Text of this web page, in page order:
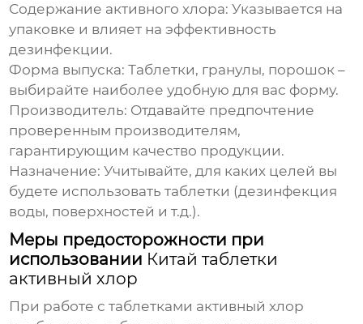
Содержание активного хлора: Указывается на
упаковке и влияет на эффективность
дезинфекции.
Форма выпуска: Таблетки, гранулы, порошок –
выбирайте наиболее удобную для вас форму.
Производитель: Отдавайте предпочтение
проверенным производителям,
гарантирующим качество продукции.
Назначение: Учитывайте, для каких целей вы
будете использовать таблетки (дезинфекция
воды, поверхностей и т.д.).
Меры предосторожности при
использовании Китай таблетки
активный хлор
При работе стаблетками активный хлор